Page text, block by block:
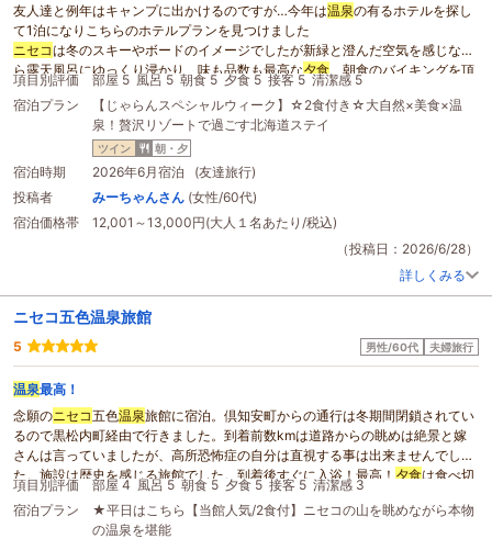
妻が心の底から喜んでおります。
湯上がりは、自分の肌のスベスベさに驚きます。
お部屋の 温泉から上がり、カラカラに乾いた喉を潤すのは
ホテルから程近くに湧き出ている
その名も「甘露水」。
宿泊の楽しみの一つ、森の演奏会の始まりです。
地域に根差す演奏家たちが、日替わりでミニ演奏会を開催しています。
この日はヴァイオリンとピアノ演奏
名画「サウンドオブミュージック」の挿入曲が演奏されると
宿泊客であるご高齢の女性が
妻のその言葉に、ボクも、妻の誕生日に花を添えられたような
そんな気持ちになりました。
今回も素晴らしい滞在となりました。
必ずまた、再訪します。
友人達と例年はキャンプに出かけるのですが…今年は温泉の有るホテルを探し
て1泊になりこちらのホテルプランを見つけました
ニセコは冬のスキーやボードのイメージでしたが新緑と澄んだ空気を感じなが
ら露天風呂にゆっくり浸かり 味も品数も最高な夕食 、朝食のバイキングを頂
き素敵な仲間達と楽しい１日を過ごせました
フロントのスタッフをはじめバイキング会場のスタッフの皆さんやベッドメー
キングされている方等もにこやかでとても感じが良かったです
また訪れたいホテルが一つ増えました
ありがとうございました
項目別評価 部屋 5 風呂 5 朝食 5 夕食 5 接客 5 清潔感 5
宿泊プラン
【じゃらんスペシャルウィーク】☆2食付き☆大自然×美食×温
泉！贅沢リゾートで過ごす北海道ステイ
ツイン 朝・夕
宿泊時期
2026年6月宿泊 (友達旅行)
投稿者
みーちゃんさん (女性/60代)
宿泊価格帯
12,001～13,000円(大人１名あたり/税込)
（投稿日：2026/6/28）
詳しくみる
ニセコ五色温泉旅館
5 男性/60代 夫婦旅行
温泉最高！
念願のニセコ五色温泉旅館に宿泊。倶知安町からの通行は冬期間閉鎖されてい
るので黒松内町経由で行きました。到着前数kmは道路からの眺めは絶景と嫁
さんは言っていましたが、高所恐怖症の自分は直視する事は出来ませんでし
た。施設は歴史を感じる旅館でした。到着後すぐに入浴！最高！ 夕食は食べ切
れない量でした。朝食も美味しく頂きました。スタッフさんも凄く親切です。
また行きたいです。
項目別評価 部屋 4 風呂 5 朝食 5 夕食 5 接客 5 清潔感 3
宿泊プラン
★平日はこちら【当館人気/2食付】ニセコの山を眺めながら本物
の温泉を堪能